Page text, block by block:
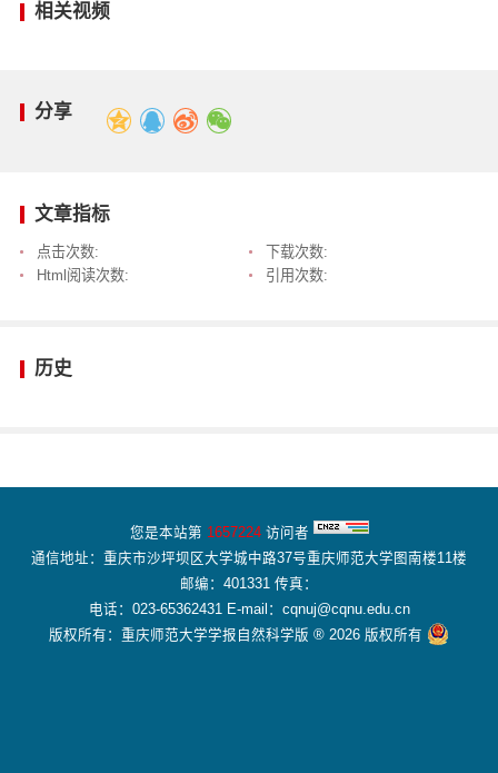
相关视频
分享
文章指标
点击次数:
下载次数:
Html阅读次数:
引用次数:
历史
您是本站第 1657224访问者
通信地址：重庆市沙坪坝区大学城中路37号重庆师范大学图南楼11楼
邮编：401331 传真：
电话：023-65362431 E-mail：cqnuj@cqnu.edu.cn
版权所有：重庆师范大学学报自然科学版 ® 2026 版权所有